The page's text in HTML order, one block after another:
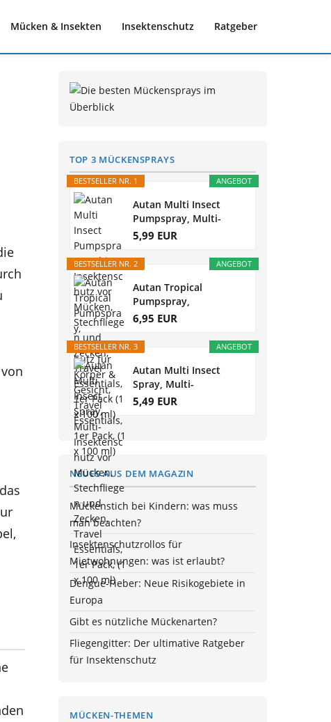
Mücken & Insekten Insektenschutz Ratgeber
TOP 3 MÜCKENSPRAYS
ANGEBOT
BESTSELLER NR. 1
Autan Multi Insect
Pumpspray, Multi-
Insektenschutz...
5,99 EUR
ANGEBOT
BESTSELLER NR. 2
Autan Tropical
Pumpspray,
Mückenschutz für...
6,95 EUR
ANGEBOT
BESTSELLER NR. 3
Autan Multi Insect
Spray, Multi-
Insektenschutz vor...
5,49 EUR
NEUES AUS DEM MAGAZIN
Mückenstich bei Kindern: was muss
man beachten?
Insektenschutzrollos für
Mietwohnungen: was ist erlaubt?
Dengue-Fieber: Neue Risikogebiete in
Europa
Gibt es nützliche Mückenarten?
Fliegengitter: Der ultimative Ratgeber
für Insektenschutz
MÜCKEN-THEMEN